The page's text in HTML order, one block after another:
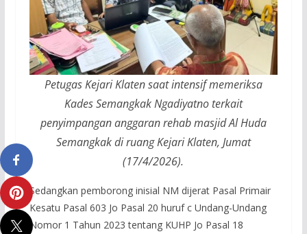
Petugas Kejari Klaten saat intensif memeriksa
Kades Semangkak Ngadiyatno terkait
penyimpangan anggaran rehab masjid Al Huda
Semangkak di ruang Kejari Klaten, Jumat
(17/4/2026).
Sedangkan pemborong inisial NM dijerat Pasal Primair
Kesatu Pasal 603 Jo Pasal 20 huruf c Undang-Undang
Nomor 1 Tahun 2023 tentang KUHP Jo Pasal 18